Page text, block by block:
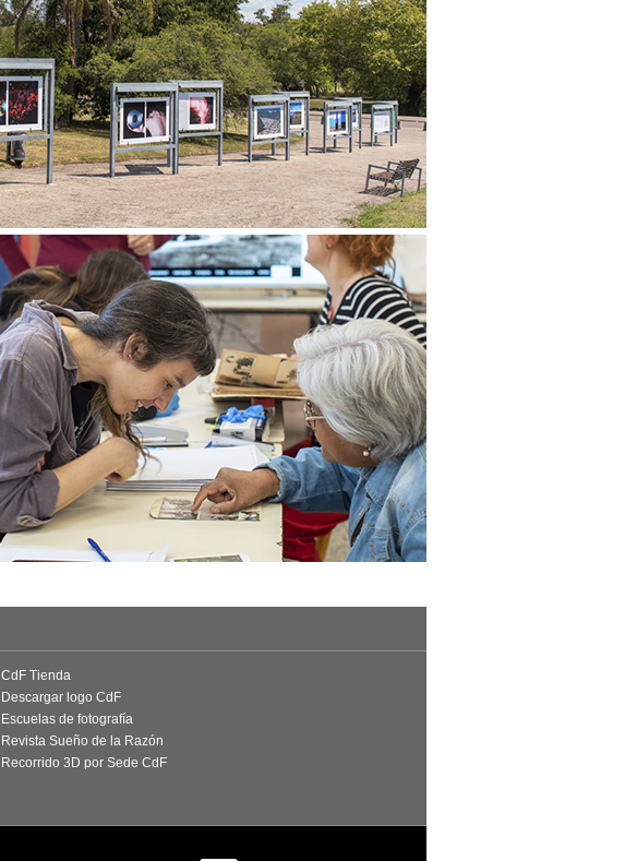
CdF Tienda
Descargar logo CdF
Escuelas de fotografía
Revista Sueño de la Razón
Recorrido 3D por Sede CdF